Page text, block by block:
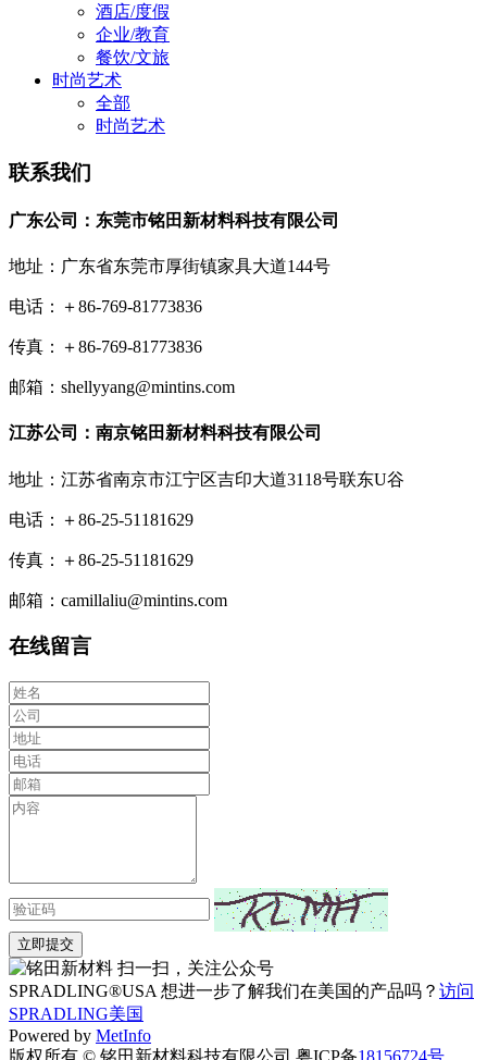
酒店/度假
企业/教育
餐饮/文旅
时尚艺术
全部
时尚艺术
联系我们
广东公司：东莞市铭田新材料科技有限公司
地址：广东省东莞市厚街镇家具大道144号
电话：＋86-769-81773836
传真：＋86-769-81773836
邮箱：shellyyang@mintins.com
江苏公司：南京铭田新材料科技有限公司
地址：江苏省南京市江宁区吉印大道3118号联东U谷
电话：＋86-25-51181629
传真：＋86-25-51181629
邮箱：camillaliu@mintins.com
在线留言
立即提交
扫一扫，关注公众号
SPRADLING®USA 想进一步了解我们在美国的产品吗？ 访问
SPRADLING美国
Powered by MetInfo
版权所有 © 铭田新材料科技有限公司 粤ICP备18156724号